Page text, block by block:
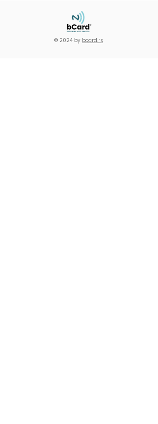
© 2024 by bcard.rs